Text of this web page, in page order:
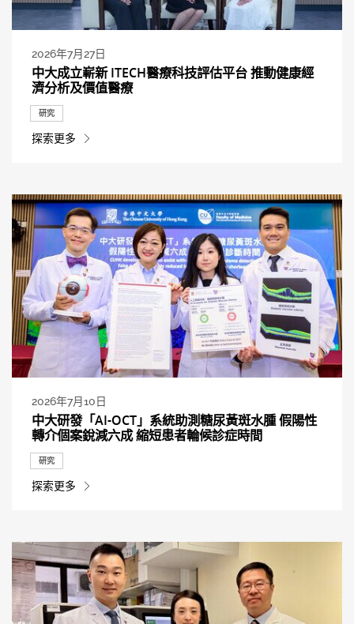
2026年7月27日
中大成立嶄新 ITECH醫療科技評估平台 推動健康經
濟分析及價值醫療
研究
探索更多
2026年7月10日
中大研發「AI-OCT」系統助測糖尿黃斑水腫 假陽性
轉介個案銳減六成 縮短患者輪候診症時間
研究
探索更多